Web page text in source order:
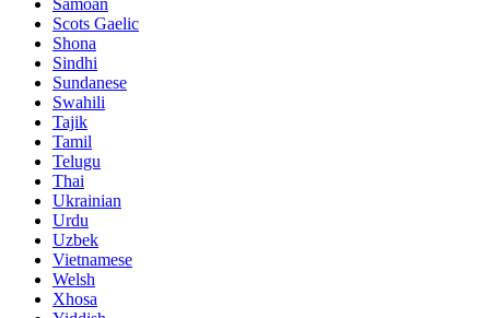
Samoan
Scots Gaelic
Shona
Sindhi
Sundanese
Swahili
Tajik
Tamil
Telugu
Thai
Ukrainian
Urdu
Uzbek
Vietnamese
Welsh
Xhosa